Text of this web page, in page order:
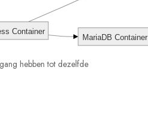
Container
MariaDB Container
hebben tot dezelfde